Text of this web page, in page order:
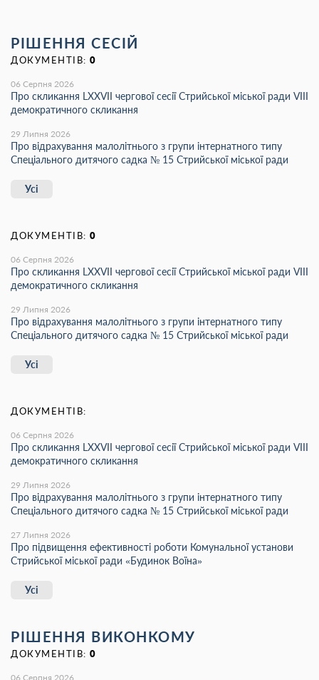
РІШЕННЯ СЕСІЙ
ДОКУМЕНТІВ: 0
06 Серпня 2026
Про скликання LХХVІІ чергової сесії Стрийської міської ради VIII
демократичного скликання
29 Липня 2026
Про відрахування малолітнього з групи інтернатного типу
Спеціального дитячого садка № 15 Стрийської міської ради
Усі
ДОКУМЕНТІВ: 0
06 Серпня 2026
Про скликання LХХVІІ чергової сесії Стрийської міської ради VIII
демократичного скликання
29 Липня 2026
Про відрахування малолітнього з групи інтернатного типу
Спеціального дитячого садка № 15 Стрийської міської ради
Усі
ДОКУМЕНТІВ:
06 Серпня 2026
Про скликання LХХVІІ чергової сесії Стрийської міської ради VIII
демократичного скликання
29 Липня 2026
Про відрахування малолітнього з групи інтернатного типу
Спеціального дитячого садка № 15 Стрийської міської ради
27 Липня 2026
Про підвищення ефективності роботи Комунальної установи
Стрийської міської ради «Будинок Воїна»
Усі
РІШЕННЯ ВИКОНКОМУ
ДОКУМЕНТІВ: 0
06 Серпня 2026